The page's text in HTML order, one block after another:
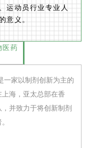
运动员行业专业人
意义。
医药
一家以制剂创新为主的
海，亚太总部在香
并致力于将创新制剂